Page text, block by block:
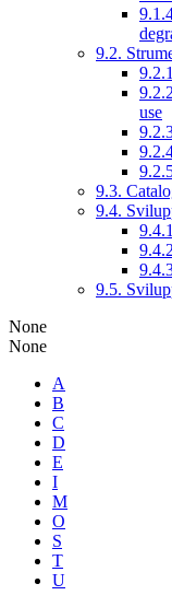
9.2.
use
9.3.
9.4.
9.5.
None
None
A
B
C
D
E
I
M
O
S
T
U